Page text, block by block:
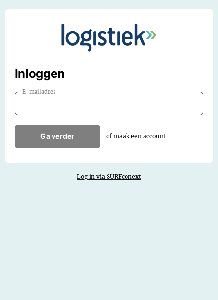
Inloggen
E-mailadres
Ga verder of maak een account
Log in via SURFconext